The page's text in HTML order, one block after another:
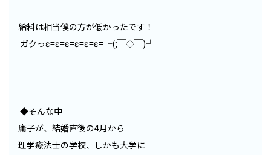
給料は相当僕の方が低かったです！
ガクっε=ε=ε=ε=ε=ε=┌(;￣◇￣)┘
◆そんな中
庸子が、結婚直後の4月から
理学療法士の学校、しかも大学に